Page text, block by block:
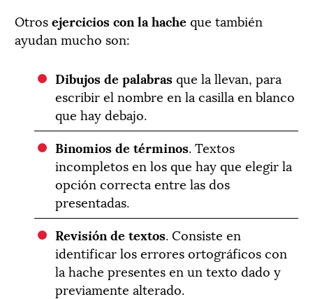
Otrosejercicios con la hache que también
ayudan mucho son:
Dibujos de palabrasque la llevan, para
escribir el nombre en la casilla en blanco
que hay debajo.
Binomios de términos. Textos
incompletos en los que hay que elegir la
opción correcta entre las dos
presentadas.
Revisión de textos. Consiste en
identificar los errores ortográficos con
la hache presentes en un texto dado y
previamente alterado.